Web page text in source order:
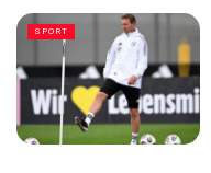
SPORT